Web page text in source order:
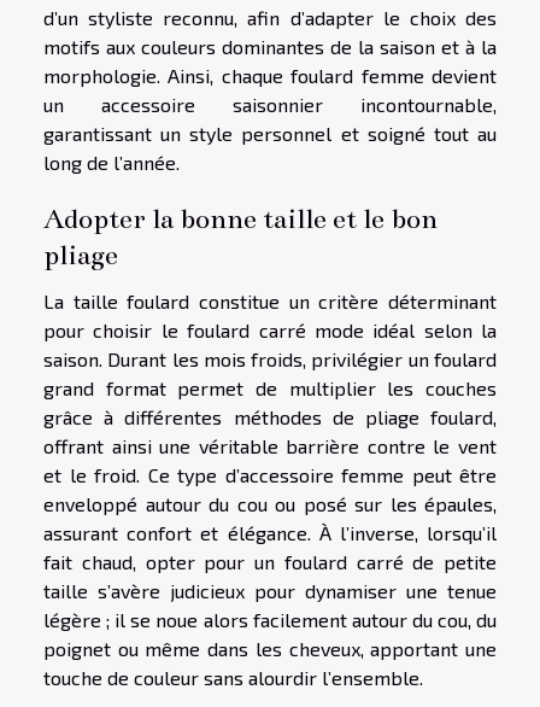
d’un styliste reconnu, afin d’adapter le choix des
motifs aux couleurs dominantes de la saison et à la
morphologie. Ainsi, chaque foulard femme devient
un accessoire saisonnier incontournable,
garantissant un style personnel et soigné tout au
long de l’année.
Adopter la bonne taille et le bon
pliage
La taille foulard constitue un critère déterminant
pour choisir le foulard carré mode idéal selon la
saison. Durant les mois froids, privilégier un foulard
grand format permet de multiplier les couches
grâce à différentes méthodes de pliage foulard,
offrant ainsi une véritable barrière contre le vent
et le froid. Ce type d’accessoire femme peut être
enveloppé autour du cou ou posé sur les épaules,
assurant confort et élégance. À l’inverse, lorsqu’il
fait chaud, opter pour un foulard carré de petite
taille s’avère judicieux pour dynamiser une tenue
légère ; il se noue alors facilement autour du cou, du
poignet ou même dans les cheveux, apportant une
touche de couleur sans alourdir l’ensemble.